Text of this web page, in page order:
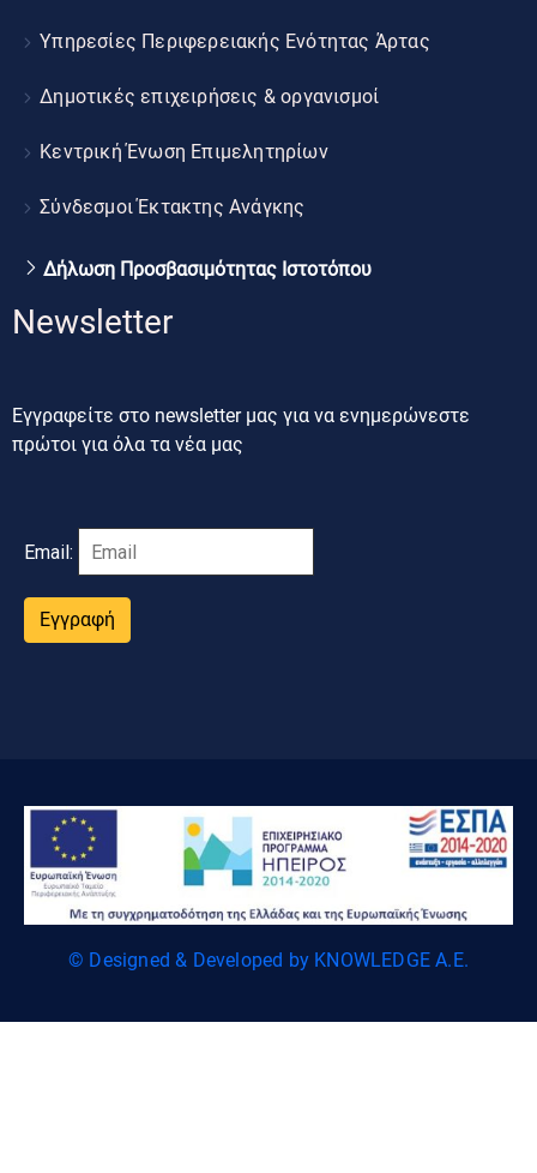
Υπηρεσίες Περιφερειακής Ενότητας Άρτας
Δημοτικές επιχειρήσεις & οργανισμοί
Κεντρική Ένωση Επιμελητηρίων
Σύνδεσμοι Έκτακτης Ανάγκης
Δήλωση Προσβασιμότητας Ιστοτόπου
Newsletter
Εγγραφείτε στο newsletter μας για να ενημερώνεστε
πρώτοι για όλα τα νέα μας
Email:
Εγγραφή
© Designed & Developed by KNOWLEDGE A.E.